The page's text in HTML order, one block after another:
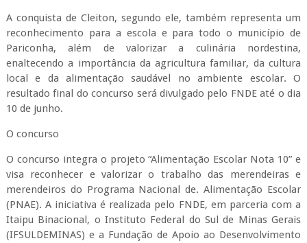
A conquista de Cleiton, segundo ele, também representa um
reconhecimento para a escola e para todo o município de
Pariconha, além de valorizar a culinária nordestina,
enaltecendo a importância da agricultura familiar, da cultura
local e da alimentação saudável no ambiente escolar. O
resultado final do concurso será divulgado pelo FNDE até o dia
10 de junho.
O concurso
O concurso integra o projeto “Alimentação Escolar Nota 10” e
visa reconhecer e valorizar o trabalho das merendeiras e
merendeiros do Programa Nacional de. Alimentação Escolar
(PNAE). A iniciativa é realizada pelo FNDE, em parceria com a
Itaipu Binacional, o Instituto Federal do Sul de Minas Gerais
(IFSULDEMINAS) e a Fundação de Apoio ao Desenvolvimento